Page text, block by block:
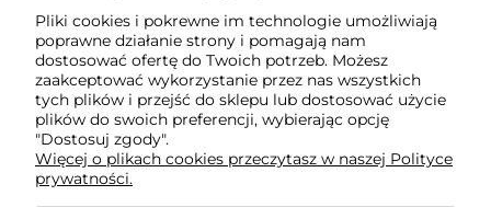
Płatności i dostawa
Informacje
O nas
Pliki cookies i pokrewne im technologie umożliwiają
poprawne działanie strony i pomagają nam
dostosować ofertę do Twoich potrzeb. Możesz
zaakceptować wykorzystanie przez nas wszystkich
tych plików i przejść do sklepu lub dostosować użycie
plików do swoich preferencji, wybierając opcję
"Dostosuj zgody".
Więcej o plikach cookies przeczytasz w naszej Polityce
prywatności.